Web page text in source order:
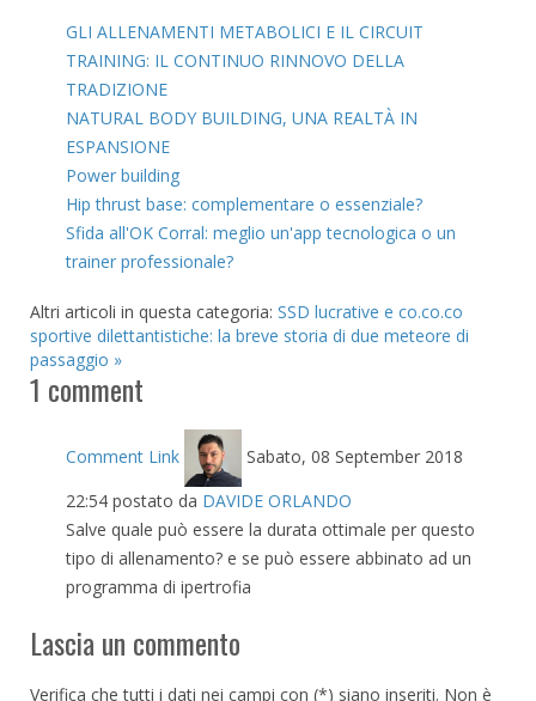
GLI ALLENAMENTI METABOLICI E IL CIRCUIT
TRAINING: IL CONTINUO RINNOVO DELLA
TRADIZIONE
NATURAL BODY BUILDING, UNA REALTÀ IN
ESPANSIONE
Power building
Hip thrust base: complementare o essenziale?
Sfida all'OK Corral: meglio un'app tecnologica o un
trainer professionale?
Altri articoli in questa categoria: SSD lucrative e co.co.co
sportive dilettantistiche: la breve storia di due meteore di
passaggio »
1 comment
Comment Link
Sabato, 08 September 2018
22:54 postato da DAVIDE ORLANDO
Salve quale può essere la durata ottimale per questo
tipo di allenamento? e se può essere abbinato ad un
programma di ipertrofia
Lascia un commento
Verifica che tutti i dati nei campi con (*) siano inseriti. Non è